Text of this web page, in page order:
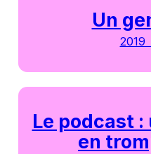
Un
2019
Le podcast
en